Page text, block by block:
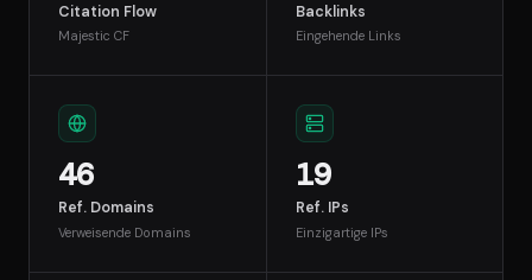
Citation Flow
Majestic CF
Backlinks
Eingehende Links
46
Ref. Domains
Verweisende Domains
19
Ref. IPs
Einzigartige IPs